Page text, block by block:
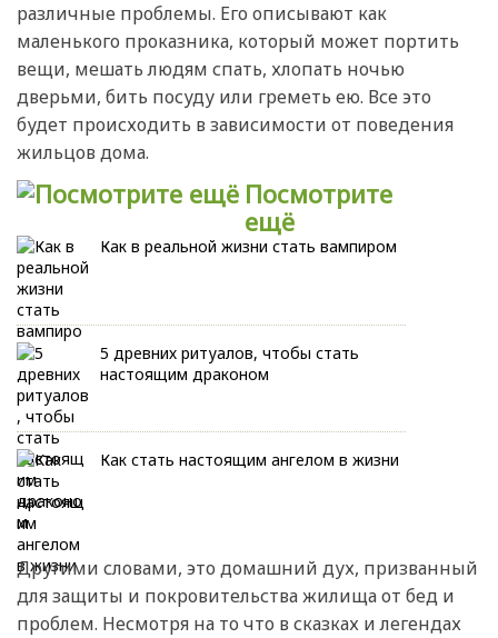
различные проблемы. Его описывают как
маленького проказника, который может портить
вещи, мешать людям спать, хлопать ночью
дверьми, бить посуду или греметь ею. Все это
будет происходить в зависимости от поведения
жильцов дома.
Посмотрите
ещё
Как в реальной жизни стать вампиром
5 древних ритуалов, чтобы стать
настоящим драконом
Как стать настоящим ангелом в жизни
Другими словами, это домашний дух, призванный
для защиты и покровительства жилища от бед и
проблем. Несмотря на то что в сказках и легендах